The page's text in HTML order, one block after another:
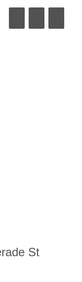
St